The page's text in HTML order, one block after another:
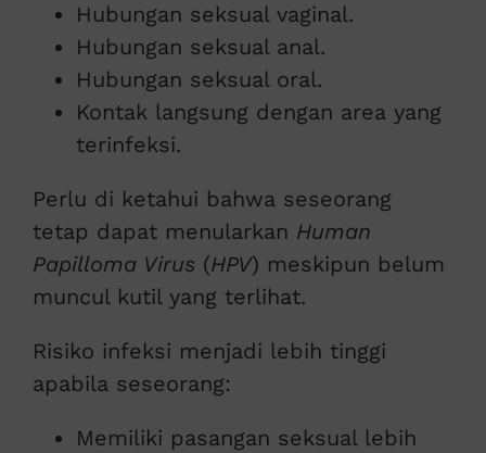
Hubungan seksual vaginal.
Hubungan seksual anal.
Hubungan seksual oral.
Kontak langsung dengan area yang
terinfeksi.
Perlu di ketahui bahwa seseorang
tetap dapat menularkan Human
Papilloma Virus (HPV) meskipun belum
muncul kutil yang terlihat.
Risiko infeksi menjadi lebih tinggi
apabila seseorang:
Memiliki pasangan seksual lebih